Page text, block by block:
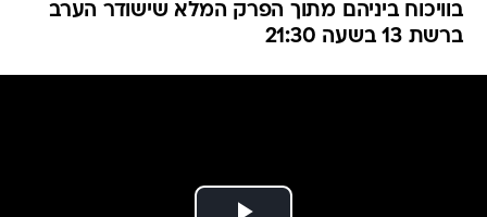
בוויכוח ביניהם מתוך הפרק המלא שישודר הערב
ברשת 13 בשעה 21:30